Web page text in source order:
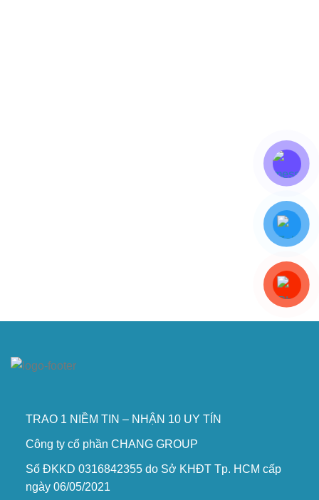
TRAO 1 NIỀM TIN – NHẬN 10 UY TÍN
Công ty cổ phần CHANG GROUP
Số ĐKKD 0316842355 do Sở KHĐT Tp. HCM cấp
ngày 06/05/2021